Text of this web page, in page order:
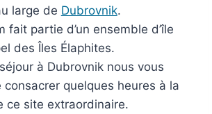
large de Dubrovnik.
fait partie d’un ensemble d’île
des Îles Élaphites.
à Dubrovnik nous vous
consacrer quelques heures à la
ce site extraordinaire.